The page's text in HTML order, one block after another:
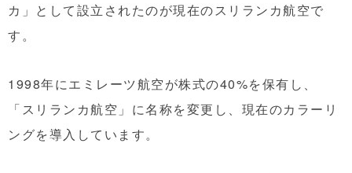
カ」として設立されたのが現在のスリランカ航空で
す。
1998年にエミレーツ航空が株式の40%を保有し、
「スリランカ航空」に名称を変更し、現在のカラーリ
ングを導入しています。